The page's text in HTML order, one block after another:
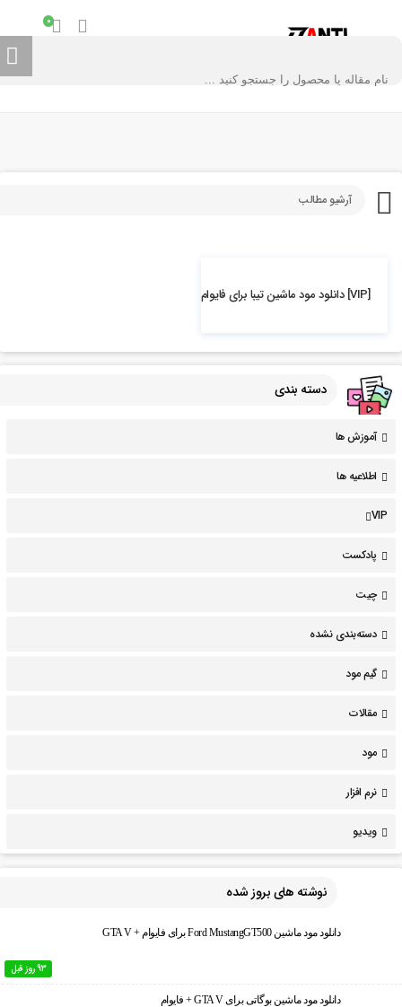
0
آرشیو مطالب
5.73k بازدید[VIP] دانلود مود ماشین تیبا برای فایوام
دسته بندی
آموزش ها
اطلاعیه ها
VIP
پادکست
چیت
دسته‌بندی نشده
گیم مود
مقالات
مود
نرم افزار
ویدیو
نوشته های بروز شده
دانلود مود ماشین Ford MustangGT500 برای فایوام + GTA V
93 روز قبل
دانلود مود ماشین بوگاتی برای GTA V + فایوام